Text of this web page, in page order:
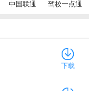
中国联通 驾校一点通
下载